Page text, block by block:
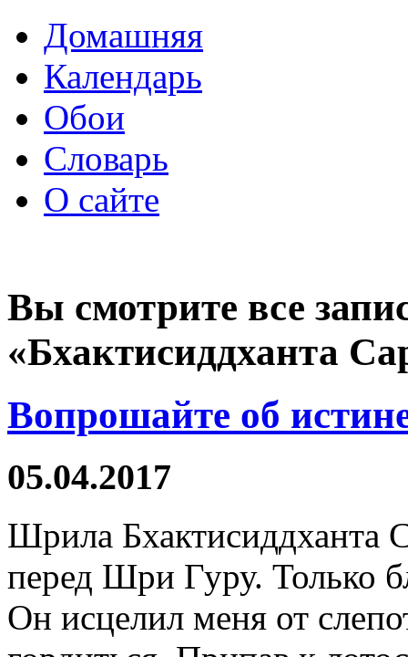
Домашняя
Календарь
Обои
Словарь
О сайте
Вы смотрите все
«Бхактисиддханта
Вопрошайте об
05.04.2017
Шрила Бхактисиддханта
перед Шри Гуру. Только
Он исцелил меня от